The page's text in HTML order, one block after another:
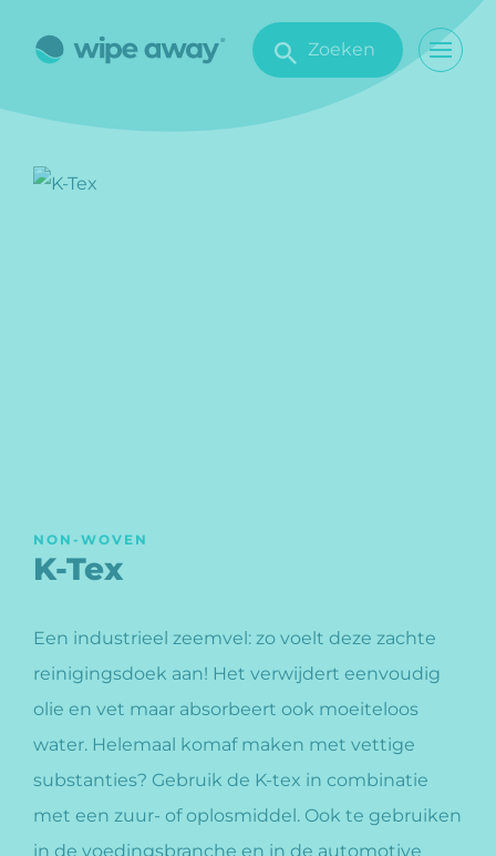
Zoeken
NON-WOVEN
K-Tex
Een industrieel zeemvel: zo voelt deze zachte
reinigingsdoek aan! Het verwijdert eenvoudig
olie en vet maar absorbeert ook moeiteloos
water. Helemaal komaf maken met vettige
substanties? Gebruik de K-tex in combinatie
met een zuur- of oplosmiddel. Ook te gebruiken
in de voedingsbranche en in de automotive